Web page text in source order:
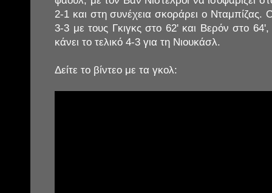
2-1 και στη συνέχεια σκοράρει ο Νταμπίζας. Ο
3-3 με τους Γκιγκς στο 62' και Βερόν στο
κάνει το τελικό 4-3 για τη Νιουκάσλ.
Δείτε το βίντεο με τα γκολ: